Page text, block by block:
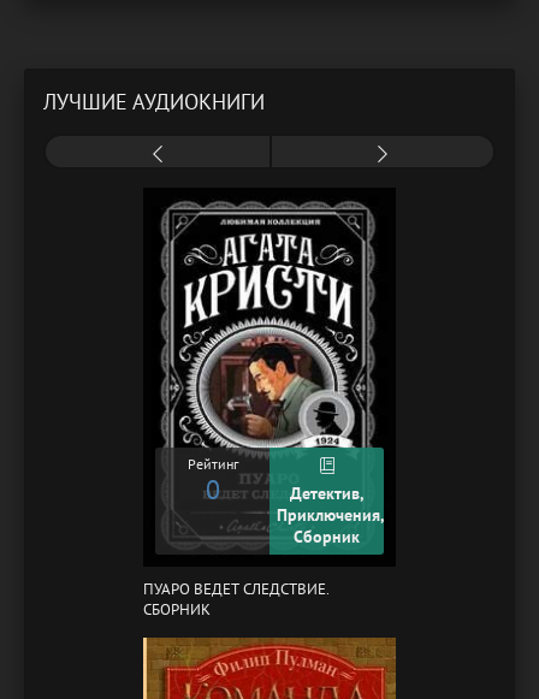
ЛУЧШИЕ АУДИОКНИГИ
Рейтинг
0
Детектив,
Приключения,
Сборник
ПУАРО ВЕДЕТ СЛЕДСТВИЕ.
СБОРНИК